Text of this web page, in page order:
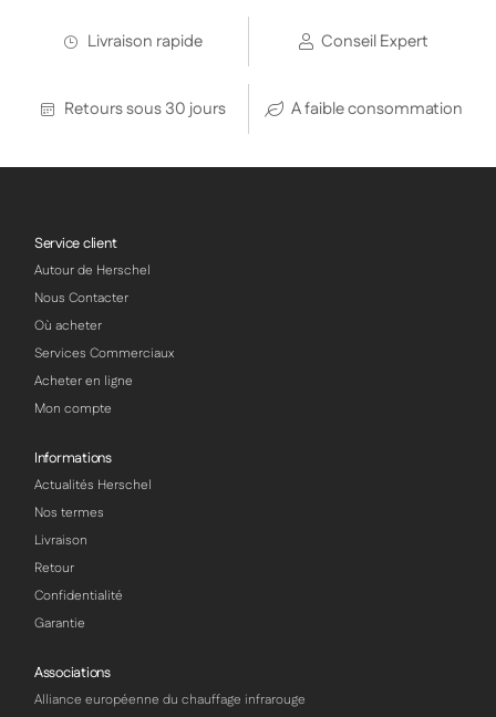
Livraison rapide Conseil Expert
Retours sous 30 jours A faible consommation
Service client
Autour de Herschel
Nous Contacter
Où acheter
Services Commerciaux
Acheter en ligne
Mon compte
Informations
Actualités Herschel
Nos termes
Livraison
Retour
Confidentialité
Garantie
Associations
Alliance européenne du chauffage infrarouge